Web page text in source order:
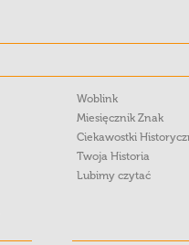
Woblink
Miesięcznik Znak
Ciekawostki
Twoja Historia
Lubimy czytać